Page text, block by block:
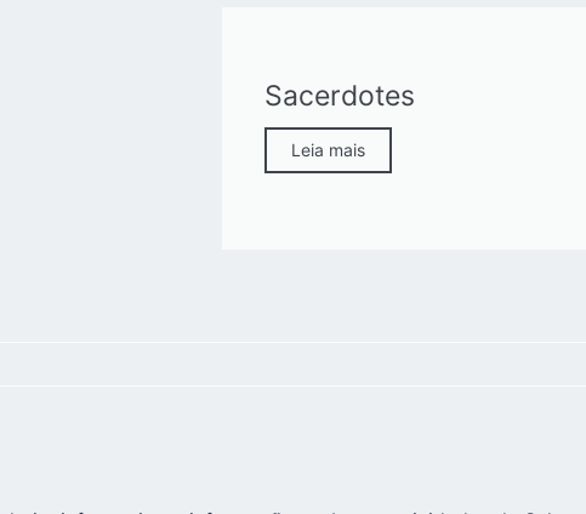
Sacerdotes
Leia mais